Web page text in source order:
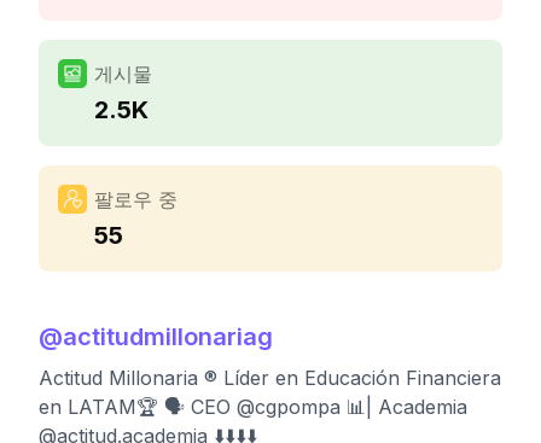
게시물
2.5K
팔로우 중
55
@actitudmillonariag
Actitud Millonaria ® Líder en Educación Financiera
en LATAM🏆 🗣 CEO @cgpompa 📊| Academia
@actitud.academia ⬇️⬇️⬇️⬇️